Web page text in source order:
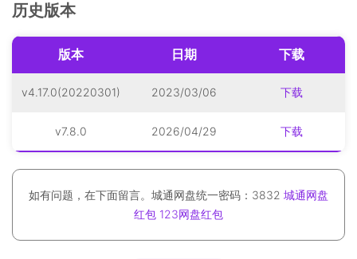
历史版本
版本 日期 下载
v4.17.0(20220301) 2023/03/06 下载
v7.8.0 2026/04/29 下载
如有问题，在下面留言。城通网盘统一密码：3832 城通网盘
红包 123网盘红包